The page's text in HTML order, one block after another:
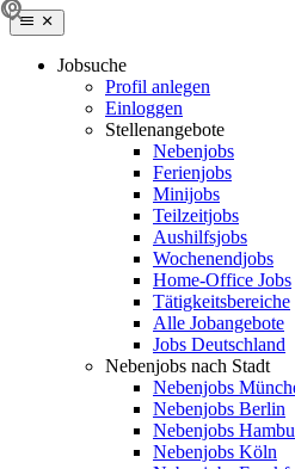
Jobsuche
Profil anlegen
Einloggen
Stellenangebote
Nebenjobs
Ferienjobs
Minijobs
Teilzeitjobs
Aushilfsjobs
Wochenendjobs
Home-Office Jobs
Tätigkeitsbereiche
Alle Jobangebote
Jobs Deutschland
Nebenjobs nach Stadt
Nebenjobs
Nebenjobs Berlin
Nebenjobs
Nebenjobs Köln